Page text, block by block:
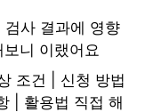
사 결과에 영향
니 이랬어요
조건 | 신청 방법
| 활용법 직접 해